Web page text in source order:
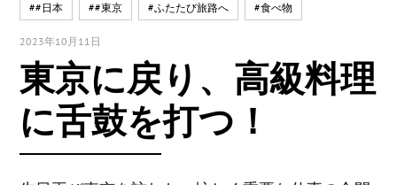
##日本 ##東京 #ふたたび旅路へ #食べ物
2023年10月11日
東京に戻り、高級料理
に舌鼓を打つ！